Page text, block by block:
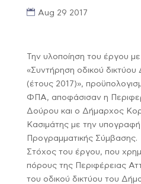
Aug 29 2017
Την υλοποίηση του έργου με
«Συντήρηση οδικού
(έτους 2017)»,
ΦΠΑ, αποφάσισαν η
Δούρου και ο Δήμαρχος
Κασιμάτης με την υπογραφή
Προγραμματικής Σύμβασης.
Στόχος του έργου, που
πόρους της Περιφέρειας
του οδικού δικτύου του